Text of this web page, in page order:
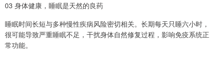
03 身体健康，睡眠是天然的良药
睡眠时间长短与多种慢性疾病风险密切相关。长期每天只睡六小时，
很可能导致严重睡眠不足，干扰身体自然修复过程，影响免疫系统正
常功能。